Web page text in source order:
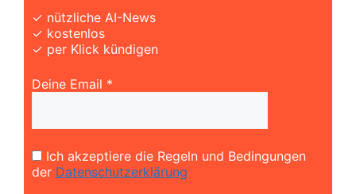
✓ nützliche AI-News
✓ kostenlos
✓ per Klick kündigen
Deine Email *
Ich akzeptiere die Regeln und Bedingungen
der Datenschutzerklärung